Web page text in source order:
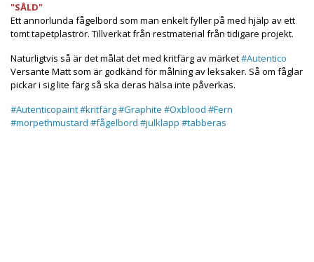
"SÅLD"
Ett annorlunda fågelbord som man enkelt fyller på med hjälp av ett
tomt tapetplaströr. Tillverkat från restmaterial från tidigare projekt.
Naturligtvis så är det målat det med kritfärg av märket#Autentico
Versante Matt som är godkänd för målning av leksaker. Så om fåglar
pickar i sig lite färg så ska deras hälsa inte påverkas.
#Autenticopaint#kritfärg#Graphite #Oxblood #Fern
#morpethmustard #fågelbord #julklapp #tabberas